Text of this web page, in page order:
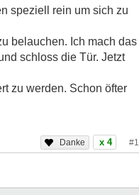
speziell rein um sich zu
belauchen. Ich mach das
schloss die Tür. Jetzt
zu werden. Schon öfter
x 4 #1